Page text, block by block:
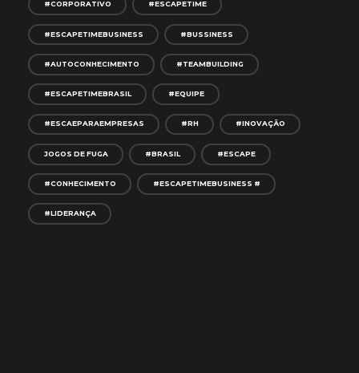
#CORPORATIVO #ESCAPETIME
#ESCAPETIMEBUSINESS #BUSSINESS
#AUTOCONHECIMENTO #TEAMBUILDING
#ESCAPETIMEBRASIL #EQUIPE
#ESCAEPARAEMPRESAS #RH #INOVAÇÃO
JOGOS DE FUGA #BRASIL #ESCAPE
#CONHECIMENTO #ESCAPETIMEBUSINESS #
#LIDERANÇA